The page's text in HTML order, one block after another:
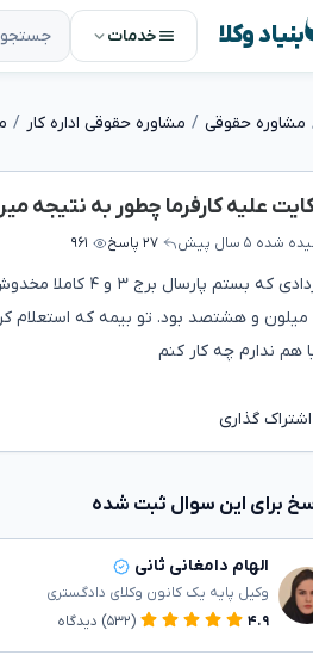
بنیاد وکلا خدمات
مشاوره حقوقی مشاوره حقوقی اداره کار
علیه کارفرما چطور به نتیجه
شده ۵ سال پیش ۲۷ پاسخ ۹۶۱
و هشتصد بود. تو بیمه که استعلام
هم ندارم چه کار کنم
اشتراک گذاری
الهام دامغانی ثانی
وکیل پایه یک کانون وکلای دادگستری
۴.۹
(۵۳۲) دیدگاه